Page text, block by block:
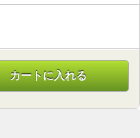
カートに入れる